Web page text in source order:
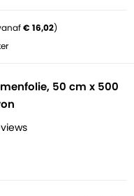
€ 16,02)
50 cm x 500